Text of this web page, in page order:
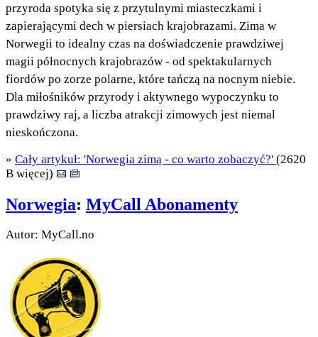
przyroda spotyka się z przytulnymi miasteczkami i
zapierającymi dech w piersiach krajobrazami. Zima w
Norwegii to idealny czas na doświadczenie prawdziwej
magii północnych krajobrazów - od spektakularnych
fiordów po zorze polarne, które tańczą na nocnym niebie.
Dla miłośników przyrody i aktywnego wypoczynku to
prawdziwy raj, a liczba atrakcji zimowych jest niemal
nieskończona.
» Cały artykuł: 'Norwegia zimą - co warto zobaczyć?' (2620
B więcej)
Norwegia: MyCall Abonamenty
Autor: MyCall.no